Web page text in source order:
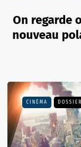
On regarde
nouveau
CINÉMA